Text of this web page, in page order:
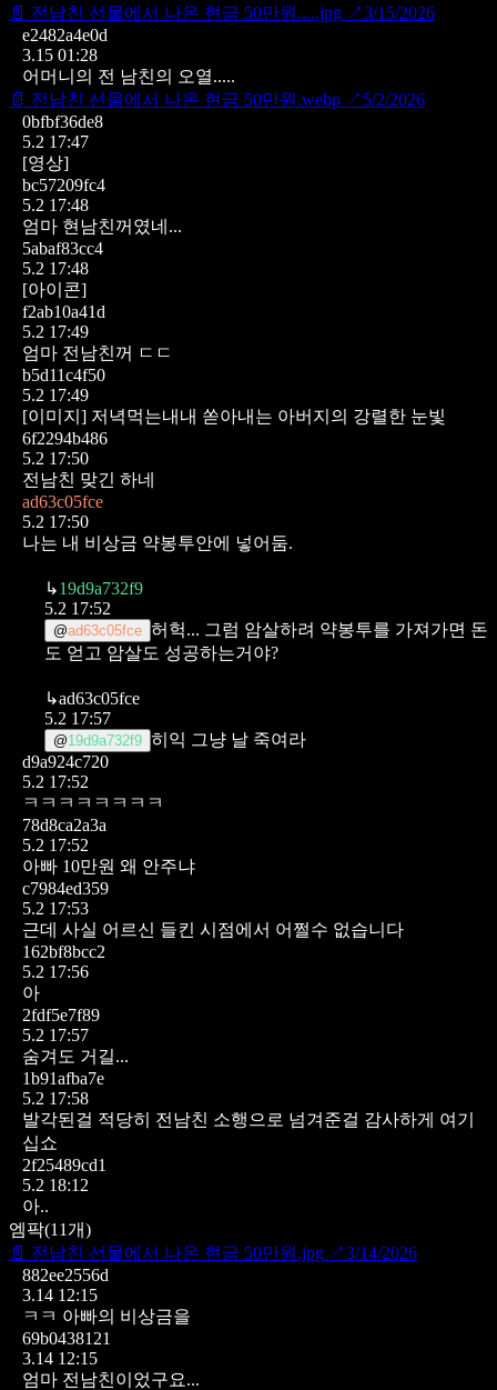
📄 전남친 선물에서 나온 현금 50만원.....jpg ↗3/15/2026
e2482a4e0d
3.15 01:28
어머니의 전 남친의 오열.....
📄 전남친 선물에서 나온 현금 50만원.webp ↗ 5/2/2026
0bfbf36de8
5.2 17:47
[영상]
bc57209fc4
5.2 17:48
엄마 현남친꺼였네...
5abaf83cc4
5.2 17:48
[아이콘]
f2ab10a41d
5.2 17:49
엄마 전남친꺼 ㄷㄷ
b5d11c4f50
5.2 17:49
[이미지] 저녁먹는내내 쏟아내는 아버지의 강렬한 눈빛
6f2294b486
5.2 17:50
전남친 맞긴 하네
ad63c05fce
5.2 17:50
나는 내 비상금 약봉투안에 넣어둠.
↳19d9a732f9
5.2 17:52
@ad63c05fce 허헉... 그럼 암살하려 약봉투를 가져가면 돈
도 얻고 암살도 성공하는거야?
↳ad63c05fce
5.2 17:57
@19d9a732f9 히익 그냥 날 죽여라
d9a924c720
5.2 17:52
ㅋㅋㅋㅋㅋㅋㅋㅋ
78d8ca2a3a
5.2 17:52
아빠 10만원 왜 안주냐
c7984ed359
5.2 17:53
근데 사실 어르신 들킨 시점에서 어쩔수 없습니다
162bf8bcc2
5.2 17:56
아
2fdf5e7f89
5.2 17:57
숨겨도 거길...
1b91afba7e
5.2 17:58
발각된걸 적당히 전남친 소행으로 넘겨준걸 감사하게 여기
십쇼
2f25489cd1
5.2 18:12
아..
엠팍(11개)
📄 전남친 선물에서 나온 현금 50만원.jpg ↗3/14/2026
882ee2556d
3.14 12:15
ㅋㅋ 아빠의 비상금을
69b0438121
3.14 12:15
엄마 전남친이었구요...